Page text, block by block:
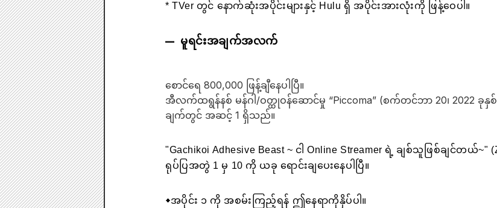
* TVer တွင် နောက်ဆုံးအပိုင်းများနှင့် Hulu ရှိ အပိုင်းအားလုံးကို ဖြန့်ဝေပါ။
မူရင်းအချက်အလက်
စောင်ရေ 800,000 ဖြန့်ချီနေပါပြီ။
အီလက်ထရွန်နစ် မန်ဂါ/ဝတ္ထုဝန်ဆောင်မှု “Piccoma” (စက်တင်ဘာ 20၊
ချက်တွင် အဆင့် 1 ရှိသည်။
"Gachikoi Adhesive Beast ~ ငါ Online Streamer ရဲ့ ချစ်သူဖြစ်ချင်တယ်~"
ရုပ်ပြအတွဲ 1 မှ 10 ကို ယခု ရောင်းချပေးနေပါပြီ။
◆အပိုင်း ၁ ကို အစမ်းကြည့်ရန် ဤနေရာကိုနှိပ်ပါ။